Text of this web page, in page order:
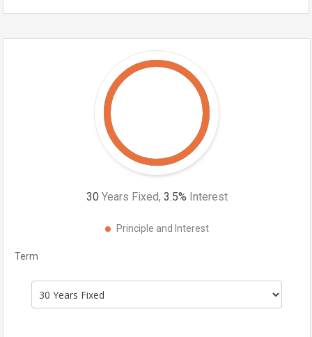
30 Years Fixed, 3.5% Interest
Principle and Interest
Term